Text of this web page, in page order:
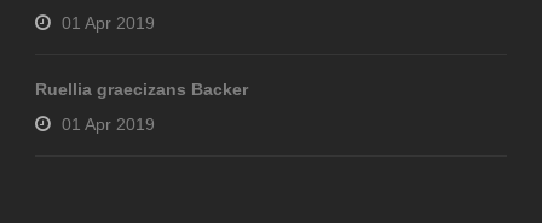
01 Apr 2019
Ruellia graecizans Backer
01 Apr 2019